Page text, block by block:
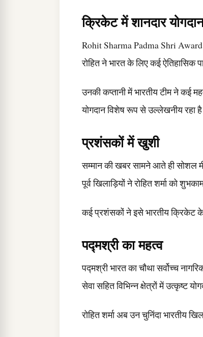
क्रिकेट में शानदार
Rohit Sharma Padma Shri
रोहित ने भारत के लिए कई ऐतिहासिक
उनकी कप्तानी में भारतीय टीम ने कई
योगदान विशेष रूप से उल्लेखनीय रहा
प्रशंसकों में खुशी
सम्मान की खबर सामने आते ही सोशल
पूर्व खिलाड़ियों ने रोहित शर्मा को
कई प्रशंसकों ने इसे भारतीय क्रिकेट के
पद्मश्री का महत्व
पद्मश्री भारत का चौथा सर्वोच्च
सेवा सहित विभिन्न क्षेत्रों में उत्कृष्ट
रोहित शर्मा अब उन चुनिंदा भारतीय